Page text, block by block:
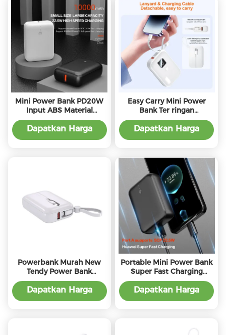
Mini Power Bank PD20W
Input ABS Material
Kompatibilitas Universal
Dapatkan Harga
Easy Carry Mini Power
Bank Ter ringan
10000mah Power Bank
dengan PD22.5W Output
Dapatkan Harga
Powerbank Murah New
Tendy Power Bank
10000mah Baterai OEM
Kompatibel dengan
Dapatkan Harga
Portable Mini Power Bank
Super Fast Charging
10000mAh 21700 Dengan
Shell ABS
Dapatkan Harga